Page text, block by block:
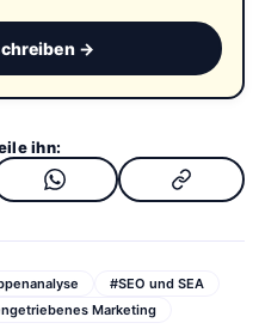
→
ihn:
#SEO und SEA
Marketing